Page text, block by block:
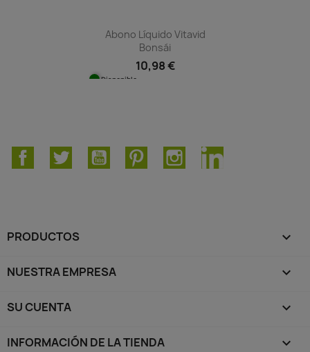
Abono Líquido Vitavid
Bonsái
10,98 €
Disponible
FacebookTwitter YouTube PinterestInstagramLinkedIn
PRODUCTOS 
NUESTRA EMPRESA 
SU CUENTA 
INFORMACIÓN DE LA TIENDA keyboard_arrow_down